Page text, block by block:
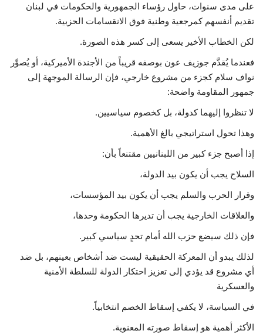
على مدى سنوات، حاول رؤساء الجمهورية والحكومات في لبنان
تقديم أنفسهم كمرجعية وطنية فوق الانقسامات الحزبية.
لكن الخطاب الأخير يسعى إلى كسر هذه الصورة.
فعندما يُقدَّم جوزيف عون بوصفه قريباً من الأجندة الأميركية، أو يُصوَّر
نواف سلام كجزء من مشروع خارجي، فإن الرسالة الموجهة إلى
جمهور المقاومة واضحة:
لا تنظروا إليهما كدولة، بل كخصوم سياسيين.
وهذا تحول استراتيجي بالغ الأهمية.
إذا أصبح جزء كبير من اللبنانيين مقتنعاً بأن:
السلاح يجب أن يكون بيد الدولة،
وقرار الحرب والسلم يجب أن يكون بيد المؤسسات،
والعلاقات الخارجية يجب أن تديرها الحكومة وحدها،
فإن ذلك سيضع حزب الله أمام تحدٍ سياسي كبير.
لذلك يبدو أن المعركة الحقيقية ليست ضد أشخاص بعينهم، بل ضد
أي مشروع قد يؤدي إلى تعزيز احتكار الدولة للسلطة الأمنية
والعسكرية
في السياسة، لا يكفي إسقاط الخصم انتخابياً.
الأكثر أهمية هو إسقاط صورته المعنوية.